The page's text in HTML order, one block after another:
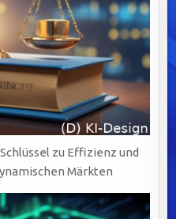
zu Effizienz und
Märkten